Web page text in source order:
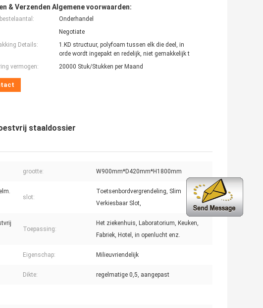
& Verzenden Algemene voorwaarden:
Onderhandel
Negotiate
Details:
1.KD structuur, polyfoam tussen elk die deel, in
orde wordt ingepakt en redelijk, niet gemakkelijk t
vermogen:
20000 Stuk/Stukken per Maand
staaldossier
grootte: W900mm*D420mm*H1800mm
slot:
Toetsenbordvergrendeling, Slim
Verkiesbaar Slot,
Toepassing:
Het ziekenhuis, Laboratorium, Keuken,
Fabriek, Hotel, in openlucht enz.
Eigenschap: Milieuvriendelijk
Dikte: regelmatige 0,5, aangepast